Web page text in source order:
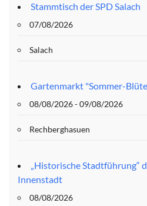
Stammtisch der SPD Salach
07/08/2026
Salach
Gartenmarkt "Sommer-
08/08/2026 - 09/08/2026
Rechberghasuen
„Historische Stadtführung“
Innenstadt
08/08/2026